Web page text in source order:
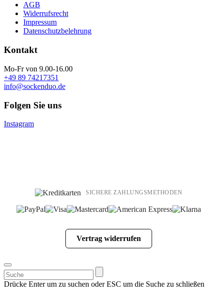
AGB
Widerrufsrecht
Impressum
Datenschutzbelehrung
Kontakt
Mo-Fr von 9.00-16.00
+49 89 74217351
info@sockenduo.de
Folgen Sie uns
Instagram
SICHERE ZAHLUNGSMETHODEN
Vertrag widerrufen
Suchen
nach:
Drücke Enter um zu suchen oder ESC um die Suche zu schließen